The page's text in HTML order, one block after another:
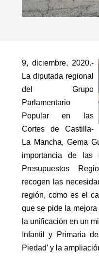
9, diciembre, 2020.-
La diputada regional
del Grupo
Parlamentario
Popular en las
Cortes de Castilla-
La Mancha, Gema
importancia de
Presupuestos
recogen las
región, como es el
que se pide la mejora
la unificación en un
Infantil y Primaria
Piedad’ y la